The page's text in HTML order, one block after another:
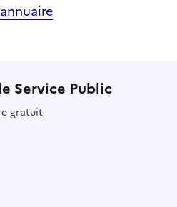
Service Public
gratuit